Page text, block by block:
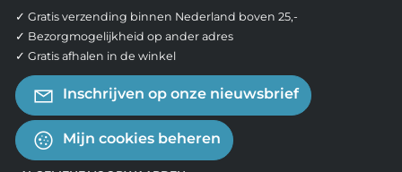
✓ Gratis verzending binnen Nederland boven 25,-
✓ Bezorgmogelijkheid op ander adres
✓ Gratis afhalen in de winkel
Inschrijven op onze nieuwsbrief
Mijn cookies beheren